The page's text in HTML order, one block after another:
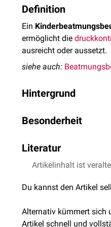
Definition
Ein
ermöglicht die
ausreicht oder aussetzt.
siehe auch:
Hintergrund
empfindlichereAtemwege
sind kleiner ausgelegt,
sind.
Besonderheit
Vulnerabilität
etwa 40 cm H2 O öffnet
Residualkapazität
inspiratorische
Literatur
Müller et al.,
Flake et al.,
Artikelinhalt ist
Du kannst den Artikel
Alternativ kümmert sich
Artikel schnell und